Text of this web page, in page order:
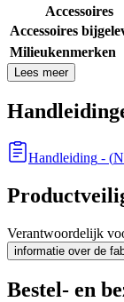
Accessoires
Accessoires
Milieukenmerken
Lees meer
Handleiding - (
Verantwoordelijk
informatie over de
Bestel- en